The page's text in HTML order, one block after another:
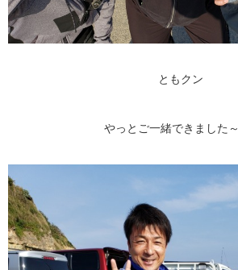
ともクン
やっとご一緒できました～